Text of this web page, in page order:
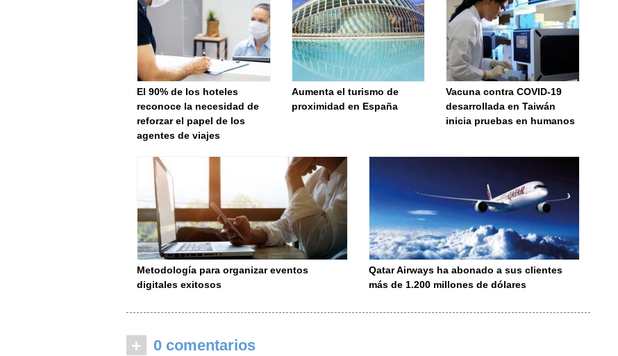
El 90% de los hoteles
reconoce la necesidad de
reforzar el papel de los
agentes de viajes
Aumenta el turismo de
proximidad en España
Vacuna contra COVID-19
desarrollada en Taiwán
inicia pruebas en humanos
Metodología para organizar eventos
digitales exitosos
Qatar Airways ha abonado a sus clientes
más de 1.200 millones de dólares
+ 0 comentarios